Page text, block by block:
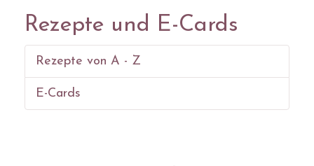
Rezepte und E-Cards
Rezepte von A - Z
E-Cards